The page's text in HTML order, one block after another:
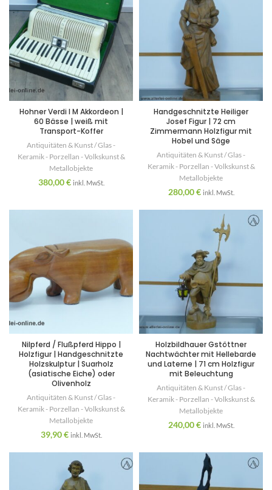
Hohner Verdi I M Akkordeon |
60 Bässe | weiß mit
Transport-Koffer
Antiquitäten & Kunst / Glas -
Keramik - Porzellan - Volkskunst &
Metallobjekte
380,00€ inkl. MwSt.
Handgeschnitzte Heiliger
Josef Figur | 72 cm
Zimmermann Holzfigur mit
Hobel und Säge
Antiquitäten & Kunst / Glas -
Keramik - Porzellan - Volkskunst &
Metallobjekte
280,00€ inkl. MwSt.
Nilpferd / Flußpferd Hippo |
Holzfigur | Handgeschnitzte
Holzskulptur | Suarholz
(asiatische Eiche) oder
Olivenholz
Antiquitäten & Kunst / Glas -
Keramik - Porzellan - Volkskunst &
Metallobjekte
39,90€ inkl. MwSt.
Holzbildhauer Gstöttner
Nachtwächter mit Hellebarde
und Laterne | 71 cm Holzfigur
mit Beleuchtung
Antiquitäten & Kunst / Glas -
Keramik - Porzellan - Volkskunst &
Metallobjekte
240,00€ inkl. MwSt.